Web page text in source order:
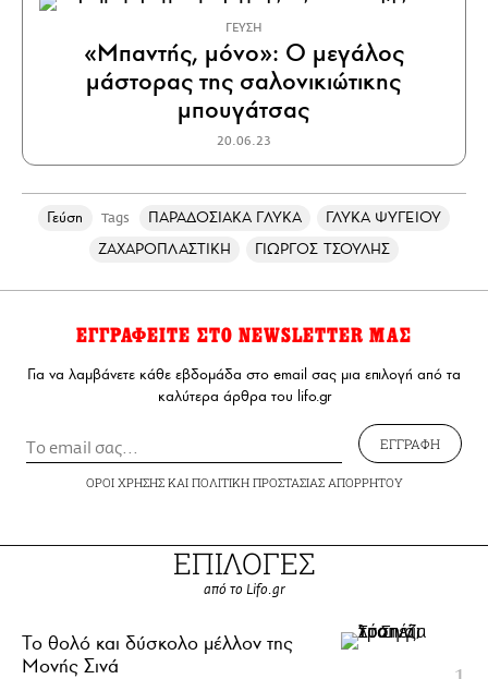
ΓΕΥΣΗ
«Μπαντής, μόνο»: Ο μεγάλος
μάστορας της σαλονικιώτικης
μπουγάτσας
20.06.23
Γεύση Tags ΠΑΡΑΔΟΣΙΑΚΑ ΓΛΥΚΑ
ΓΛΥΚΑ ΨΥΓΕΙΟΥ
ΖΑΧΑΡΟΠΛΑΣΤΙΚΗ
ΓΙΩΡΓΟΣ ΤΣΟΥΛΗΣ
ΕΓΓΡΑΦΕΙΤΕ ΣΤΟ NEWSLETTER ΜΑΣ
Για να λαμβάνετε κάθε εβδομάδα στο email σας μια επιλογή από τα
καλύτερα άρθρα του lifo.gr
ΕΓΓΡΑΦΗ
ΟΡΟΙ ΧΡΗΣΗΣΚΑΙ ΠΟΛΙΤΙΚΗ ΠΡΟΣΤΑΣΙΑΣ ΑΠΟΡΡΗΤΟΥ
ΕΠΙΛΟΓΕΣ
από το Lifo.gr
Το θολό και δύσκολο μέλλον της
Μονής Σινά